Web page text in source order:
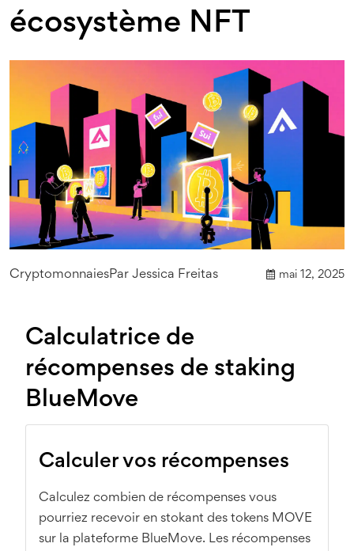
écosystème NFT
CryptomonnaiesPar Jessica Freitas mai 12, 2025
Calculatrice de
récompenses de staking
BlueMove
Calculer vos récompenses
Calculez combien de récompenses vous
pourriez recevoir en stokant des tokens MOVE
sur la plateforme BlueMove. Les récompenses